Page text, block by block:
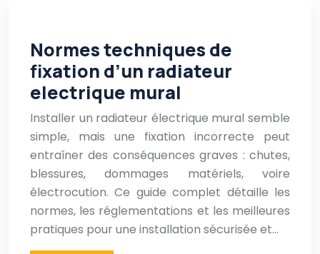
Normes techniques de
fixation d’un radiateur
electrique mural
Installer un radiateur électrique mural semble
simple, mais une fixation incorrecte peut
entraîner des conséquences graves : chutes,
blessures, dommages matériels, voire
électrocution. Ce guide complet détaille les
normes, les réglementations et les meilleures
pratiques pour une installation sécurisée et…